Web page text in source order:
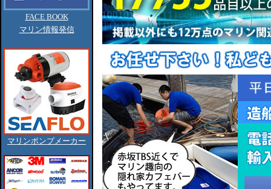
FACE BOOK
マリン情報発信
マリンポンプメーカー